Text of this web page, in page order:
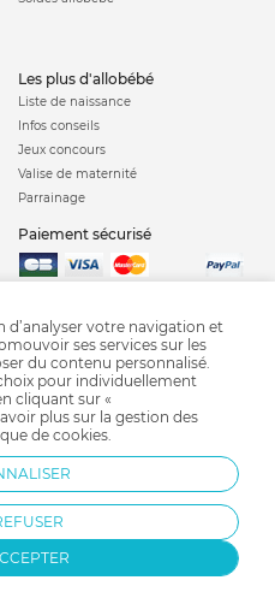
les plus d'allobébé
Liste de naissance
Infos conseils
Jeux concours
Valise de maternité
Parrainage
Paiement sécurisé
à couches
par reCAPTCHA
d’analyser votre navigation et
ses services sur les
du contenu personnalisé.
pour individuellement
cliquant sur «
plus sur la gestion des
de cookies.